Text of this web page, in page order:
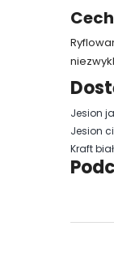
Jesion
Jesion
Kraft